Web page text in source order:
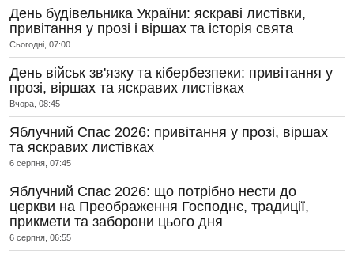
День будівельника України: яскраві листівки,
привітання у прозі і віршах та історія свята
Сьогодні, 07:00
День військ зв'язку та кібербезпеки: привітання у
прозі, віршах та яскравих листівках
Вчора, 08:45
Яблучний Спас 2026: привітання у прозі, віршах
та яскравих листівках
6 серпня, 07:45
Яблучний Спас 2026: що потрібно нести до
церкви на Преображення Господнє, традиції,
прикмети та заборони цього дня
6 серпня, 06:55